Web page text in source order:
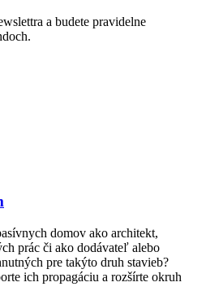
a budete pravidelne
domov ako architekt,
prác či ako dodávateľ alebo
pre takýto druh stavieb?
ich propagáciu a rozšírte okruh